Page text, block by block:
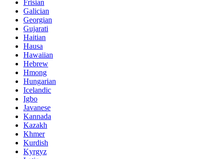
Frisian
Galician
Georgian
Gujarati
Haitian
Hausa
Hawaiian
Hebrew
Hmong
Hungarian
Icelandic
Igbo
Javanese
Kannada
Kazakh
Khmer
Kurdish
Kyrgyz